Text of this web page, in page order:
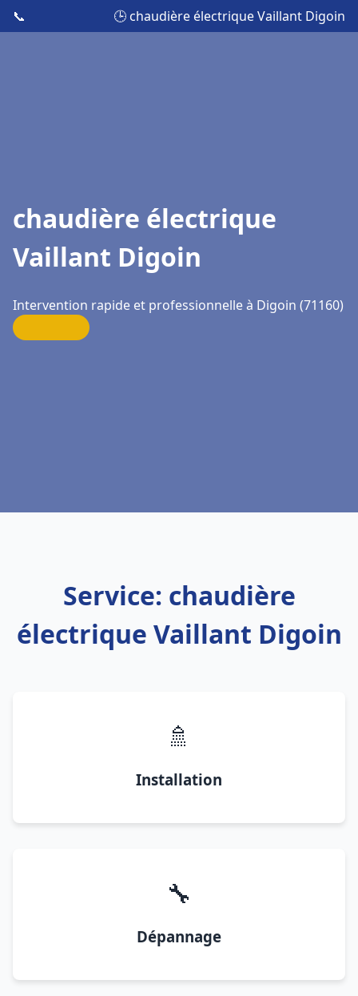
📞 🕒 chaudière électrique Vaillant Digoin
chaudière électrique
Vaillant Digoin
Intervention rapide et professionnelle à Digoin (71160)
Service: chaudière
électrique Vaillant Digoin
🚿
Installation
🔧
Dépannage